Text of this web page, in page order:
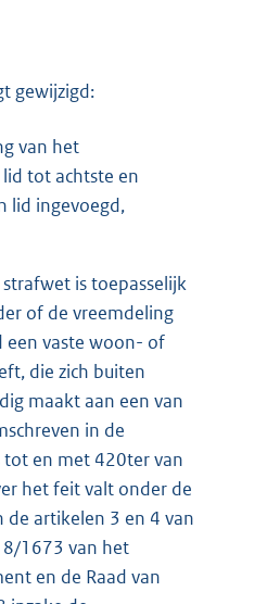
gewijzigd:
van het
tot achtste en
lid ingevoegd,
is toepasselijk
of de vreemdeling
een vaste woon- of
die zich buiten
maakt aan een van
in de
en met 420ter van
het feit valt onder de
de artikelen 3 en 4 van
1673 van het
en de Raad van